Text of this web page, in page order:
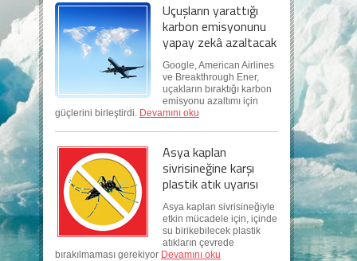
Uçuşların yarattığı
karbon emisyonunu
yapay zekâ azaltacak
Google, American Airlines
ve Breakthrough Ener,
uçakların bıraktığı karbon
emisyonu azaltımı için
güçlerini birleştirdi. Devamını oku
Asya kaplan
sivrisineğine karşı
plastik atık uyarısı
Asya kaplan sivrisineğiyle
etkin mücadele için, içinde
su birikebilecek plastik
atıkların çevrede
bırakılmaması gerekiyor Devamını oku